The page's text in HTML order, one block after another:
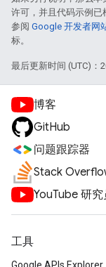
许可，并且代码示例已
参阅 Google 开发者网
标。
最后更新时间 (UTC)：
博客
GitHub
问题跟踪器
Stack
YouTube 研究
工具